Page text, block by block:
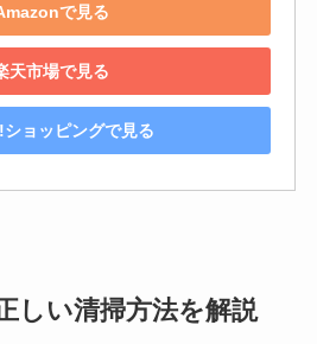
で見る
天市場で見る
ョッピングで見る
しい清掃方法を解説